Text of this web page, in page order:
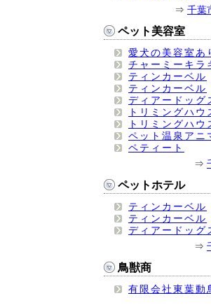
⇒ 千葉
ペット美容室
愛犬の美容室あ
チャーミーキラ
ティンカーベル
ティンカーベル
ディアードッグ
トリミングハ
トリミングハ
ペット温泉アニ
ペティート
⇒
ペットホテル
ティンカーベル
ティンカーベル
ディアードッグ
⇒
鳥獣商
有限会社東葉動